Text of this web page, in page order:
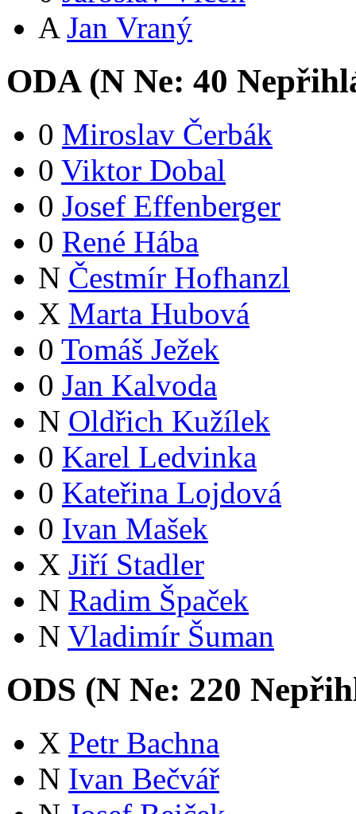
A Jan Vraný
ODA (N Ne: 40
0 Miroslav Čerbák
0 Viktor Dobal
0 Josef Effenberger
0 René Hába
N Čestmír Hofhanzl
X Marta Hubová
0 Tomáš Ježek
0 Jan Kalvoda
N Oldřich Kužílek
0 Karel Ledvinka
0 Kateřina Lojdová
0 Ivan Mašek
X Jiří Stadler
N Radim Špaček
N Vladimír Šuman
ODS (N Ne: 220
X Petr Bachna
N Ivan Bečvář